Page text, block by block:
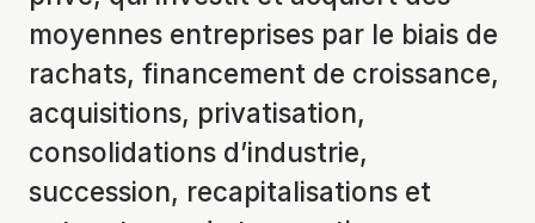
moyennes entreprises par le biais de
rachats, financement de croissance,
acquisitions, privatisation,
consolidations d’industrie,
succession, recapitalisations et